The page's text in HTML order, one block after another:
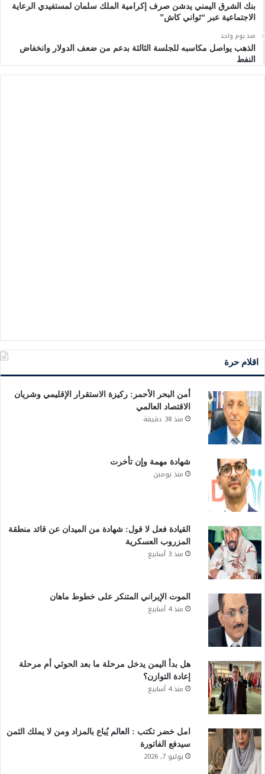
بنك الشرق اليمني يدشن صرف إكرامية الملك سلمان لمستفيدي الرعاية
الاجتماعية عبر “ثواني كاش”
منذ يوم واحد
الذهب يواصل مكاسبه للجلسة الثالثة بدعم من ضعف الدولار وانخفاض
النفط
اقلام حرة
أمن البحر الأحمر: ركيزة الاستقرار الإقليمي وشريان
الاقتصاد العالمي
منذ 38 دقيقة
شهادة مهمة وإن تأخرت
منذ يومين
القيادة فعل لا قول: شهادة من الميدان عن قائد منطقة
المزروب العسكرية
منذ 3 أسابيع
الموت الإيراني المتنكر على خطوط ماهان
منذ 4 أسابيع
هل بدأ اليمن يدخل مرحلة ما بعد الحوثي أم مرحلة
إعادة التوازن؟
منذ 4 أسابيع
امل خضر تكتب : العالم يُباع بالمزاد ومن لا يملك الثمن
سيدفع الفاتورة
يوليو 7, 2026